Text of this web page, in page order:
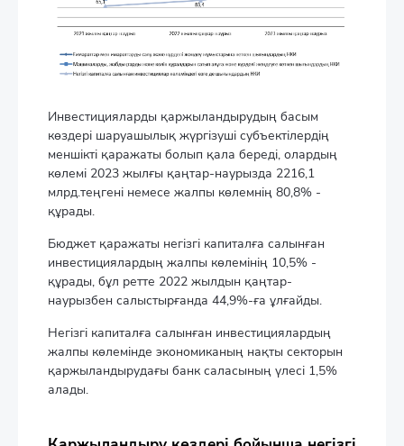
Инвестицияларды қаржыландырудың басым
көздері шаруашылық жүргізуші субъектілердің
меншікті қаражаты болып қала береді, олардың
көлемі 2023 жылғы қаңтар-наурызда 2216,1
млрд.теңгені немесе жалпы көлемнің 80,8% -
құрады.
Бюджет қаражаты негізгі капиталға салынған
инвестициялардың жалпы көлемінің 10,5% -
құрады, бұл ретте 2022 жылдын қаңтар-
наурызбен салыстырғанда 44,9%-ға ұлғайды.
Негізгі капиталға салынған инвестициялардың
жалпы көлемінде экономиканың нақты секторын
қаржыландырудағы банк саласының үлесі 1,5%
алады.